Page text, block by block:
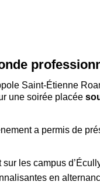
Saint-Étienne
une soirée placée
a permis de
sur les campus
en